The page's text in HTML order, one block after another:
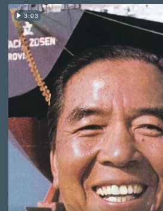
3:03